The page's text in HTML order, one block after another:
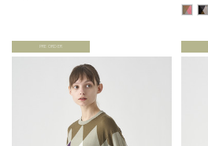
PRE ORDER